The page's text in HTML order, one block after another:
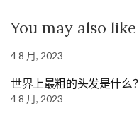
You may also like
4 8 月, 2023
世界上最粗的头发是什么？
4 8 月, 2023